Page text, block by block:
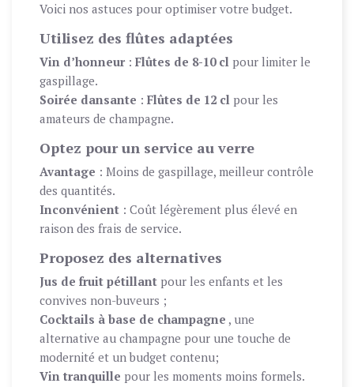
Voici nos astuces pour optimiser votre budget.
Utilisez des flûtes adaptées
Vin d’honneur: Flûtes de 8-10 cl pour limiter le
gaspillage.
Soirée dansante : Flûtes de 12 cl pour les
amateurs de champagne.
Optez pour un service au verre
Avantage : Moins de gaspillage, meilleur contrôle
des quantités.
Inconvénient : Coût légèrement plus élevé en
raison des frais de service.
Proposez des alternatives
Jus de fruit pétillant pour les enfants et les
convives non-buveurs ;
Cocktails à base de champagne , une
alternative au champagne pour une touche de
modernité et un budget contenu;
Vin tranquille pour les moments moins formels.